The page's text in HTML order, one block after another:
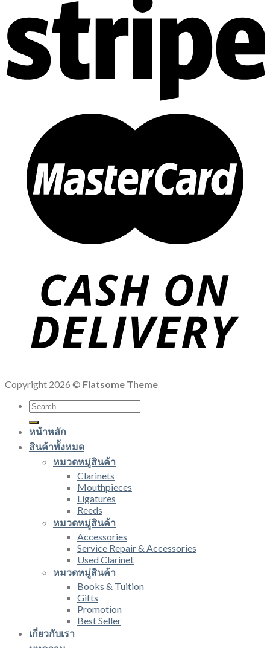
Copyright 2026 © Flatsome Theme
Search
for:
หน้าหลัก
สินค้าทั้งหมด
หมวดหมู่สินค้า
Clarinets
Mouthpieces
Ligatures
Reeds
หมวดหมู่สินค้า
Accessories
Service Repair & Accessories
Used Clarinet
หมวดหมู่สินค้า
Books & Tuition
Gifts
Promotion
Best Seller
เกี่ยวกับเรา